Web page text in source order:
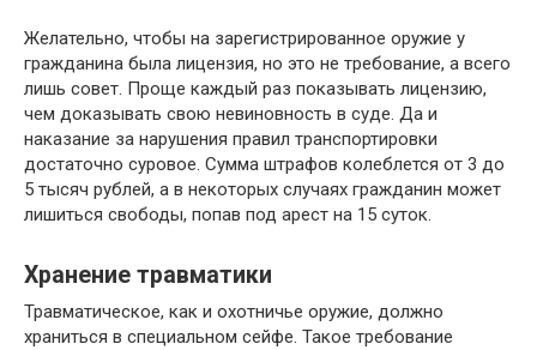
Желательно, чтобы на зарегистрированное оружие у
гражданина была лицензия, но это не требование, а всего
лишь совет. Проще каждый раз показывать лицензию,
чем доказывать свою невиновность в суде. Да и
наказание за нарушения правил транспортировки
достаточно суровое. Сумма штрафов колеблется от 3 до
5 тысяч рублей, а в некоторых случаях гражданин может
лишиться свободы, попав под арест на 15 суток.
Хранение травматики
Травматическое, как и охотничье оружие, должно
храниться в специальном сейфе. Такое требование